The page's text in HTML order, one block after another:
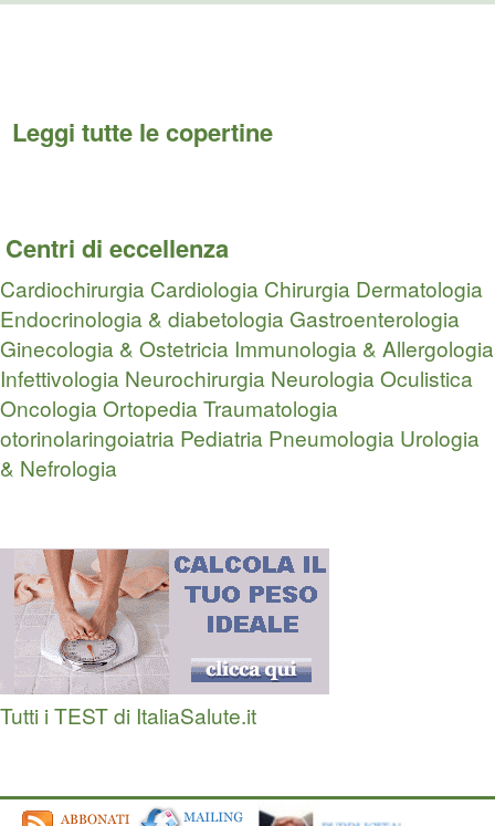
Leggi tutte le copertine
Centri di eccellenza
Cardiochirurgia Cardiologia Chirurgia Dermatologia
Endocrinologia & diabetologia Gastroenterologia
Ginecologia & Ostetricia Immunologia & Allergologia
Infettivologia Neurochirurgia NeurologiaOculistica
OncologiaOrtopedia Traumatologia
otorinolaringoiatria Pediatria Pneumologia Urologia
& Nefrologia
Tutti i TEST di ItaliaSalute.it